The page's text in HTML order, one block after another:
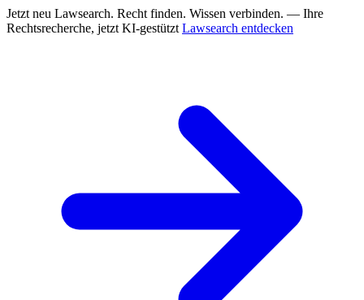
Jetzt neu Lawsearch. Recht finden. Wissen verbinden. — Ihre
Rechtsrecherche, jetzt KI-gestützt Lawsearch entdecken